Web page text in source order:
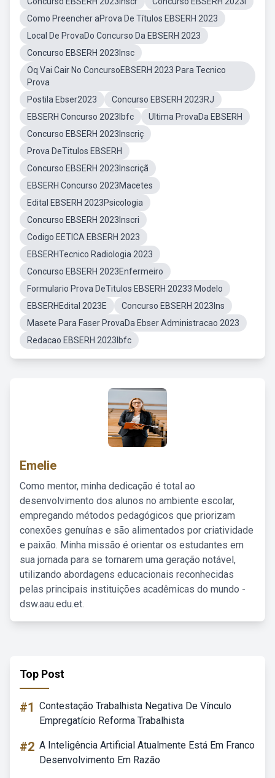
Como Preencher aProva De Títulos EBSERH 2023
Local De ProvaDo Concurso Da EBSERH 2023
Concurso EBSERH 2023Insc
Oq Vai Cair No ConcursoEBSERH 2023 Para Tecnico
Prova
Postila Ebser2023
Concurso EBSERH 2023RJ
EBSERH Concurso 2023Ibfc
Ultima ProvaDa EBSERH
Concurso EBSERH 2023Inscriç
Prova DeTitulos EBSERH
Concurso EBSERH 2023Inscriçã
EBSERH Concurso 2023Macetes
Edital EBSERH 2023Psicologia
Concurso EBSERH 2023Inscri
Codigo EETICA EBSERH 2023
EBSERHTecnico Radiologia 2023
Concurso EBSERH 2023Enfermeiro
Formulario Prova DeTitulos EBSERH 20233 Modelo
EBSERHEdital 2023E
Concurso EBSERH 2023Ins
Masete Para Faser ProvaDa Ebser Administracao 2023
Redacao EBSERH 2023Ibfc
Emelie
Como mentor, minha dedicação é total ao
desenvolvimento dos alunos no ambiente escolar,
empregando métodos pedagógicos que priorizam
conexões genuínas e são alimentados por criatividade
e paixão. Minha missão é orientar os estudantes em
sua jornada para se tornarem uma geração notável,
utilizando abordagens educacionais reconhecidas
pelas principais instituições acadêmicas do mundo -
dsw.aau.edu.et.
Top Post
#1 Contestação Trabalhista Negativa De Vínculo
Empregatício Reforma Trabalhista
#2 A Inteligência Artificial Atualmente Está Em Franco
Desenvolvimento Em Razão